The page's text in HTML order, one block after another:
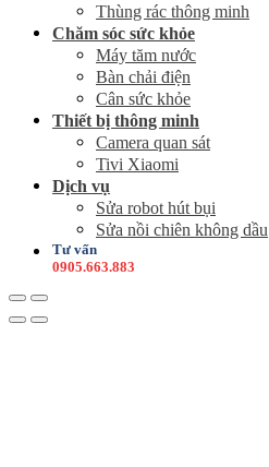
Thùng rác thông minh
Chăm sóc sức khỏe
Máy tăm nước
Bàn chải điện
Cân sức khỏe
Thiết bị thông minh
Camera quan sát
Tivi Xiaomi
Dịch vụ
Sửa robot hút bụi
Sửa nồi chiên không dầu
Tư vấn
0905.663.883